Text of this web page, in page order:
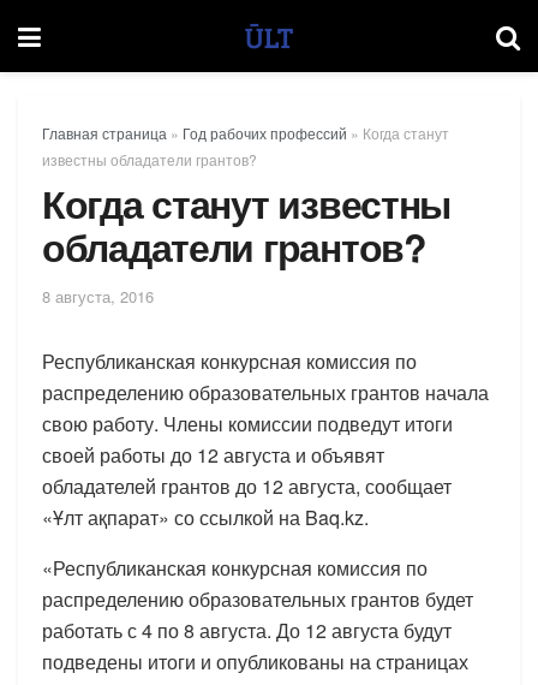
Главная страница » Год рабочих профессий » Когда станут
известны обладатели грантов?
Когда станут известны
обладатели грантов?
8 августа, 2016
Республиканская конкурсная комиссия по
распределению образовательных грантов начала
свою работу. Члены комиссии подведут итоги
своей работы до 12 августа и объявят
обладателей грантов до 12 августа, сообщает
«Ұлт ақпарат» со ссылкой на Baq.kz.
«Республиканская конкурсная комиссия по
распределению образовательных грантов будет
работать с 4 по 8 августа. До 12 августа будут
подведены итоги и опубликованы на страницах